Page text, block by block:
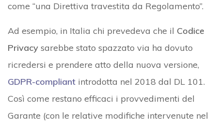
come “una Direttiva travestita da Regolamento”.
Ad esempio, in Italia chi prevedeva che il Codice
Privacysarebbe stato spazzato via ha dovuto
ricredersi e prendere atto della nuova versione,
GDPR-compliantintrodotta nel 2018 dal DL 101.
Così come restano efficaci i provvedimenti del
Garante (con le relative modifiche intervenute nel